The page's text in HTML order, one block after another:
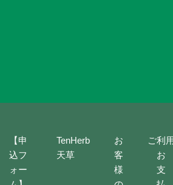
【申
込フ
ォー
TenHerb
天草
お
客
様
ご利
お
支